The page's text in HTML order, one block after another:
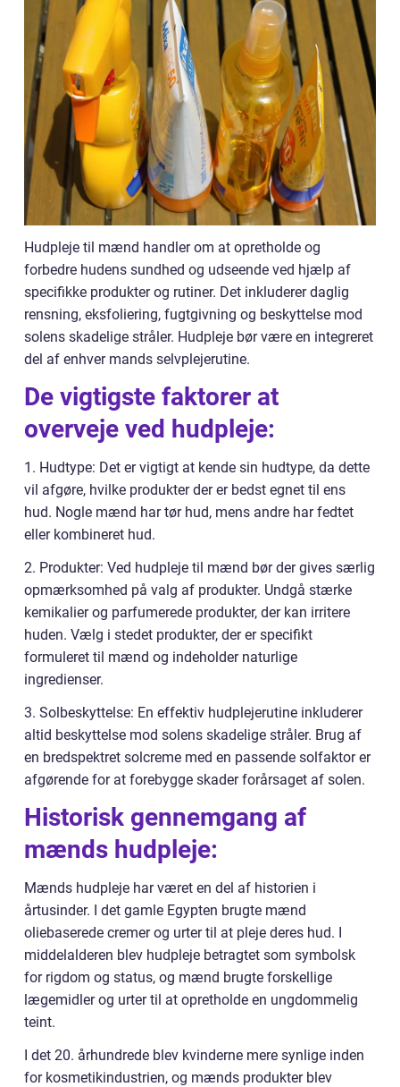
Hudpleje til mænd handler om at opretholde og
forbedre hudens sundhed og udseende ved hjælp af
specifikke produkter og rutiner. Det inkluderer daglig
rensning, eksfoliering, fugtgivning og beskyttelse mod
solens skadelige stråler. Hudpleje bør være en integreret
del af enhver mands selvplejerutine.
De vigtigste faktorer at
overveje ved hudpleje:
1. Hudtype: Det er vigtigt at kende sin hudtype, da dette
vil afgøre, hvilke produkter der er bedst egnet til ens
hud. Nogle mænd har tør hud, mens andre har fedtet
eller kombineret hud.
2. Produkter: Ved hudpleje til mænd bør der gives særlig
opmærksomhed på valg af produkter. Undgå stærke
kemikalier og parfumerede produkter, der kan irritere
huden. Vælg i stedet produkter, der er specifikt
formuleret til mænd og indeholder naturlige
ingredienser.
3. Solbeskyttelse: En effektiv hudplejerutine inkluderer
altid beskyttelse mod solens skadelige stråler. Brug af
en bredspektret solcreme med en passende solfaktor er
afgørende for at forebygge skader forårsaget af solen.
Historisk gennemgang af
mænds hudpleje:
Mænds hudpleje har været en del af historien i
årtusinder. I det gamle Egypten brugte mænd
oliebaserede cremer og urter til at pleje deres hud. I
middelalderen blev hudpleje betragtet som symbolsk
for rigdom og status, og mænd brugte forskellige
lægemidler og urter til at opretholde en ungdommelig
teint.
I det 20. århundrede blev kvinderne mere synlige inden
for kosmetikindustrien, og mænds produkter blev